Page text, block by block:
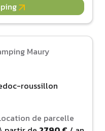
roussillon
de parcelle